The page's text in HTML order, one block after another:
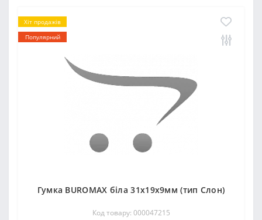
Хіт продажів
Популярний
Гумка ВUROМAX біла 31х19х9мм (тип Слон)
Код товару: 000047215